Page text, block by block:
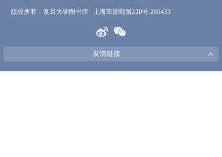
版权所有：复旦大学图书馆
上海市邯郸路220号 200433
友情链接